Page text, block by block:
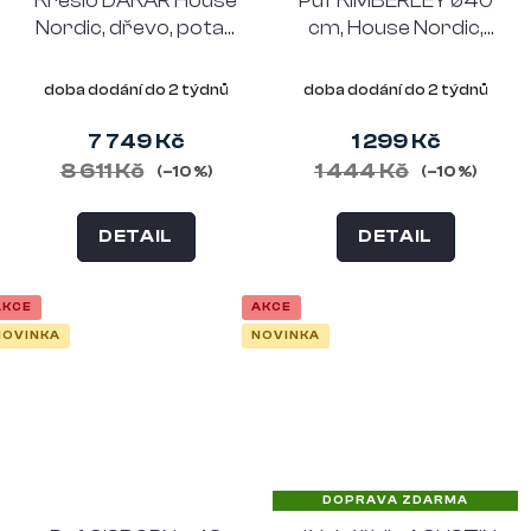
Nordic, dřevo, potah
doba dodání do 2 týdnů
7 749 Kč
8 611 Kč
(–10 %)
DETAIL
cm, House Nordic,
doba dodání do 2 týdnů
1 299 Kč
1 444 Kč
(–10 %)
DETAIL
AKCE
NOVINKA
DOPRAVA ZDARMA